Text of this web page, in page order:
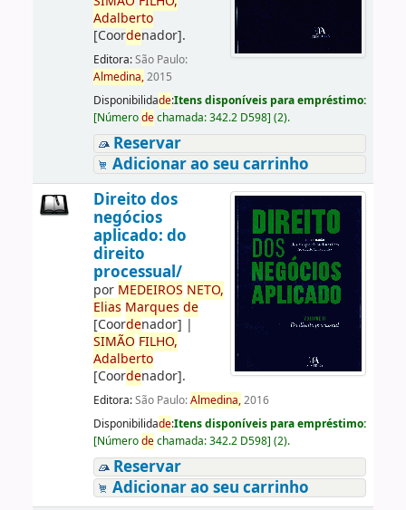
Adalberto
[Coordenador].
Editora:São Paulo:
Almedina,2015
Disponibilidade:Itens disponíveis para empréstimo:
[Númerodechamada:342.2 D598] (2).
Reservar
Adicionar ao seu carrinho
Direito dos
negócios
aplicado: do
direito
processual/
por MEDEIROS NETO,
Elias Marques de
[Coordenador] |
SIMÃO FILHO,
Adalberto
[Coordenador].
Editora:São Paulo:Almedina,2016
Disponibilidade:Itens disponíveis para empréstimo:
[Númerodechamada:342.2 D598] (2).
Reservar
Adicionar ao seu carrinho